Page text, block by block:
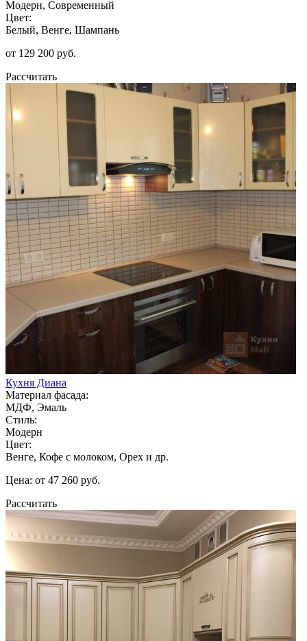
Модерн, Современный
Цвет:
Белый, Венге, Шампань
от 129 200 руб.
Рассчитать
Кухня Диана
Материал фасада:
МДФ, Эмаль
Стиль:
Модерн
Цвет:
Венге, Кофе с молоком, Орех и др.
Цена: от 47 260 руб.
Рассчитать